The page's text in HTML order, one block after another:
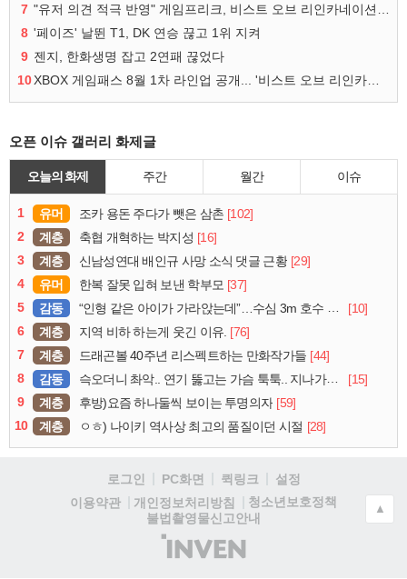
7
8 '페이즈' 날뛴 T1, DK 연승 끊고 1위 지켜
9 젠지, 한화생명 잡고 2연패 끊었다
10
오픈 이슈 갤러리 화제글
오늘의 화제 주간 월간 이슈
1 유머 조카 용돈 주다가 뺏은 삼촌 [102]
2
계층 축협 개혁하는 박지성 [16]
3
계층 신남성연대 배인규 사망 소식 댓글 근황 [29]
4
유머 한복 잘못 입혀 보낸 학부모 [37]
5
감동 “인형 같은 아이가 가라앉는데”…수심 3m 호수 뛰어든 60대 의인
[10]
6
계층 지역 비하 하는게 웃긴 이유. [76]
7
계층 드래곤볼 40주년 리스펙트하는 만화작가들 [44]
8
감동 슥오더니 촤악.. 연기 뚫고는 가슴 툭툭.. 지나가던 아재의 정체
[15]
9
계층 후방)요즘 하나둘씩 보이는 투명의자 [59]
10
계층 ㅇㅎ) 나이키 역사상 최고의 품질이던 시절 [28]
로그인 PC화면 퀵링크
설정
이용약관
개인정보처리방침
청소년보호정책
불법촬영물신고안내
(주)
인
▲